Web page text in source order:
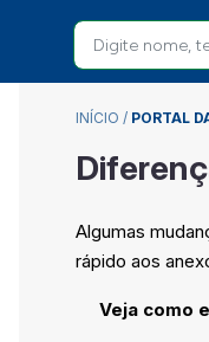
INÍCIO / PORTAL
Algumas
rápido aos
Veja como